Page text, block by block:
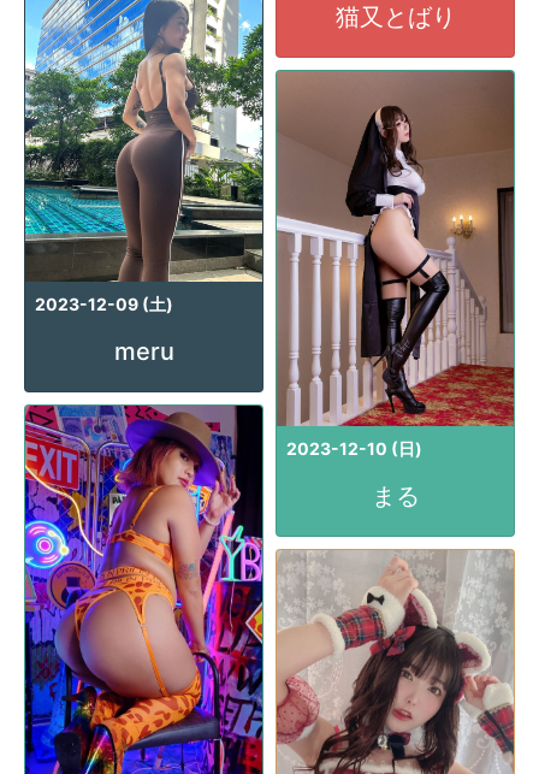
猫又とばり
2023-12-09 (土)
meru
2023-12-10 (日)
まる